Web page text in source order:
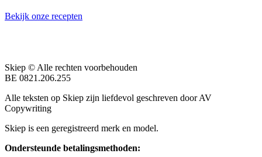
Bekijk onze recepten
Skiep © Alle rechten voorbehouden
BE 0821.206.255
Alle teksten op Skiep zijn liefdevol geschreven door AV
Copywriting
Skiep is een geregistreerd merk en model.
Ondersteunde betalingsmethoden: